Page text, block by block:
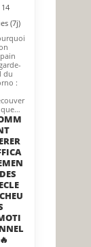
14
(7j)
du
: